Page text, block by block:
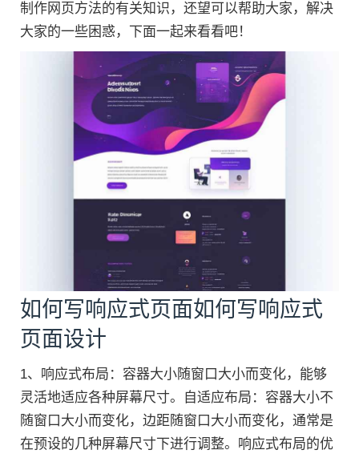
制作网页方法的有关知识，还望可以帮助大家，解决
大家的一些困惑，下面一起来看看吧！
如何写响应式页面如何写响应式
页面设计
1、响应式布局：容器大小随窗口大小而变化，能够
灵活地适应各种屏幕尺寸。自适应布局：容器大小不
随窗口大小而变化，边距随窗口大小而变化，通常是
在预设的几种屏幕尺寸下进行调整。响应式布局的优